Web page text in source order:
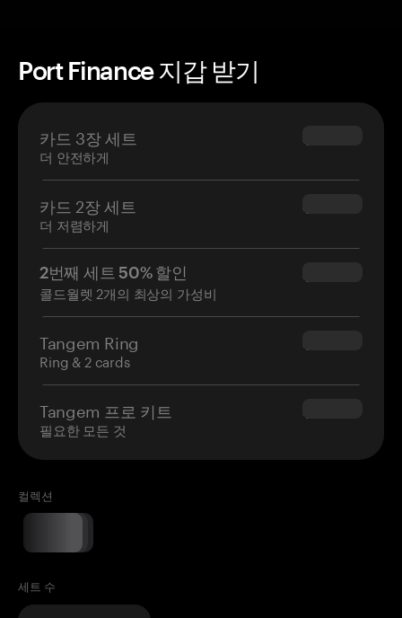
Port Finance 지갑 받기
카드 3장 세트
더 안전하게
$69.90
카드 2장 세트
더 저렴하게
$54.90
2번째 세트 50% 할인
콜드월렛 2개의 최상의 가성비
$34.95
Tangem Ring
Ring & 2 cards
$160.00
Tangem 프로 키트
필요한 모든 것
$180.00
컬렉션
세트 수